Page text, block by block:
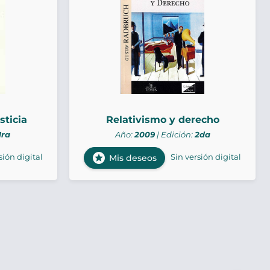
digital
Relativismo y derecho
Año:2009| Edición:2da
stars Mis deseos Sin versión digital